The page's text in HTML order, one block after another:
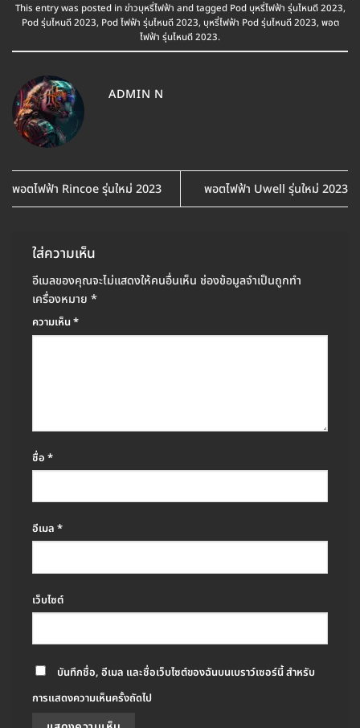
This entry was posted inข่าวบุหรี่ไฟฟ้า and tagged Pod บุหรี่ไฟฟ้า รุ่นไหนดี 2023,
Pod รุ่นไหนดี 2023, Pod ไฟฟ้า รุ่นไหนดี 2023, บุหรี่ไฟฟ้า Pod รุ่นไหนดี 2023, พอต
ไฟฟ้า รุ่นไหนดี 2023.
ADMIN N
พอตไฟฟ้า Rincoe รุ่นใหม่ 2023 พอตไฟฟ้า Uwell รุ่นใหม่ 2023
ใส่ความเห็น
อีเมลของคุณจะไม่แสดงให้คนอื่นเห็น ช่องข้อมูลจำเป็นถูกทำ
เครื่องหมาย *
ความเห็น*
ชื่อ *
อีเมล *
เว็บไซต์
บันทึกชื่อ, อีเมล และชื่อเว็บไซต์ของฉันบนเบราว์เซอร์นี้ สำหรับ
การแสดงความเห็นครั้งถัดไป